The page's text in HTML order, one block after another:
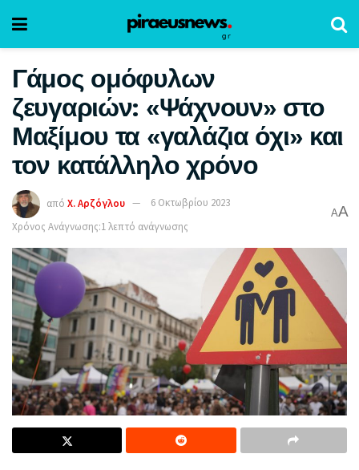
Γάμος ομόφυλων
ζευγαριών: «Ψάχνουν» στο
Μαξίμου τα «γαλάζια όχι» και
τον κατάλληλο χρόνο
από Χ. Αρζόγλου
6 Οκτωβρίου 2023
Χρόνος Ανάγνωσης:1 λεπτό ανάγνωσης
AA